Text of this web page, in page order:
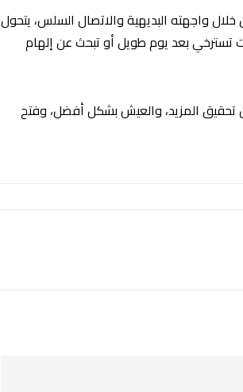
واجهته البديهية والاتصال السلس، يتحول
تسترخي بعد يوم طويل أو تبحث عن إلهام
تحقيق المزيد، والعيش بشكل أفضل، وفتح